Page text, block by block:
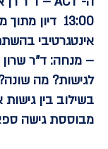
13:00 דיון
אינטגרטיבי
– מנחה: ד"ר שרון
לגישות? מה
בשילוב בין
מבוססת גישה